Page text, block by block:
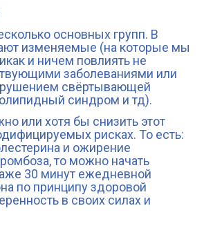
основных групп. В
изменяемые (на которые мы
и ничем повлиять не
заболеваниями или
свёртывающей
синдром и тд).
или хотя бы снизить этот
рисках. То есть:
и ожирение
то можно начать
30 минут ежедневной
по принципу здоровой
в своих силах и